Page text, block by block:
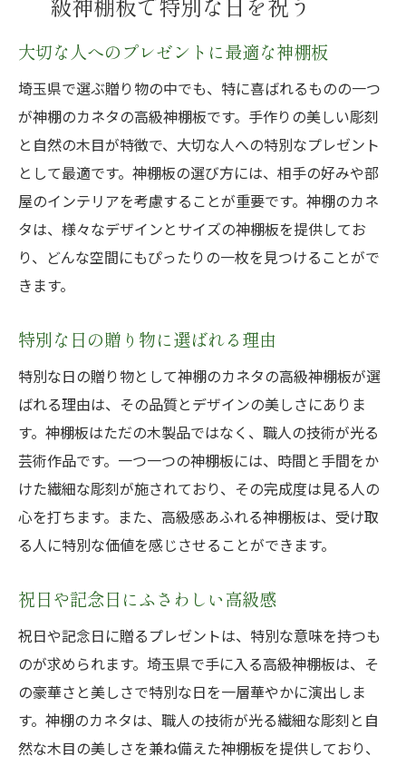
大切な人へのプレゼントに最適な神棚板
埼玉県で選ぶ贈り物の中でも、特に喜ばれるものの一つ
が神棚のカネタの高級神棚板です。手作りの美しい彫刻
と自然の木目が特徴で、大切な人への特別なプレゼント
として最適です。神棚板の選び方には、相手の好みや部
屋のインテリアを考慮することが重要です。神棚のカネ
タは、様々なデザインとサイズの神棚板を提供してお
り、どんな空間にもぴったりの一枚を見つけることがで
きます。
特別な日の贈り物に選ばれる理由
特別な日の贈り物として神棚のカネタの高級神棚板が選
ばれる理由は、その品質とデザインの美しさにありま
す。神棚板はただの木製品ではなく、職人の技術が光る
芸術作品です。一つ一つの神棚板には、時間と手間をか
けた繊細な彫刻が施されており、その完成度は見る人の
心を打ちます。また、高級感あふれる神棚板は、受け取
る人に特別な価値を感じさせることができます。
祝日や記念日にふさわしい高級感
祝日や記念日に贈るプレゼントは、特別な意味を持つも
のが求められます。埼玉県で手に入る高級神棚板は、そ
の豪華さと美しさで特別な日を一層華やかに演出しま
す。神棚のカネタは、職人の技術が光る繊細な彫刻と自
然な木目の美しさを兼ね備えた神棚板を提供しており、